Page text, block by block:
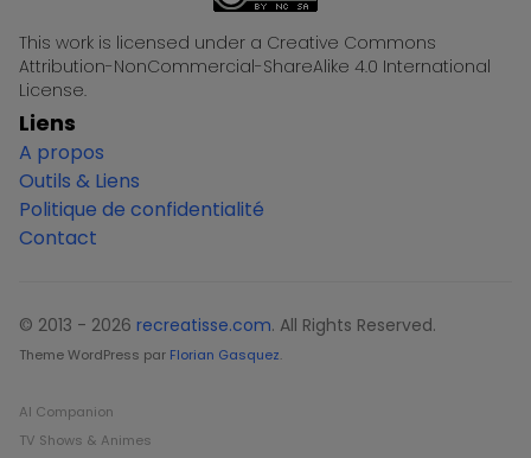
This work is licensed under a Creative Commons
Attribution-NonCommercial-ShareAlike 4.0 International
License.
Liens
A propos
Outils & Liens
Politique de confidentialité
Contact
© 2013 - 2026 recreatisse.com. All Rights Reserved.
Theme WordPress par Florian Gasquez.
AI Companion
TV Shows & Animes